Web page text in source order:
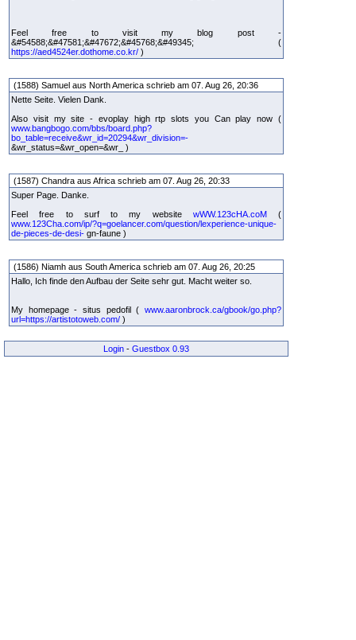
Feel free to visit my blog post -
&#54588;&#47581;&#47672;&#45768;&#49345; (
https://aed4524er.dothome.co.kr/ )
(1588) Samuel aus North America schrieb am 07. Aug 26, 20:36
Nette Seite. Vielen Dank.
Also visit my site - evoplay high rtp slots you Can play now (
www.bangbogo.com/bbs/board.php?
bo_table=receive&wr_id=20294&wr_division=-
&wr_status=&wr_open=&wr_ )
(1587) Chandra aus Africa schrieb am 07. Aug 26, 20:33
Super Page. Danke.
Feel free to surf to my website wWW.123cHA.coM(
www.123Cha.com/ip/?q=goelancer.com/question/lexperience-unique-
de-pieces-de-desi- gn-faune )
(1586) Niamh aus South America schrieb am 07. Aug 26, 20:25
Hallo, Ich finde den Aufbau der Seite sehr gut. Macht weiter so.
My homepage - situs pedofil ( www.aaronbrock.ca/gbook/go.php?
url=https://artistotoweb.com/ )
Login - Guestbox 0.93